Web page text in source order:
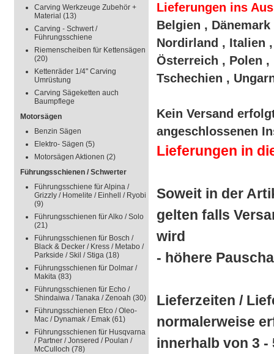
Carving Werkzeuge Zubehör +
Material (13)
Carving - Schwert /
Führungsschiene
Riemenscheiben für Kettensägen
(20)
Kettenräder 1/4" Carving
Umrüstung
Carving Sägeketten auch
Baumpflege
Motorsägen
Benzin Sägen
Elektro- Sägen (5)
Motorsägen Aktionen (2)
Führungsschienen / Schwerter
Führungsschiene für Alpina /
Grizzly / Homelite / Einhell / Ryobi
(9)
Führungsschienen für Alko / Solo
(21)
Führungsschienen für Bosch /
Black & Decker / Kress / Metabo /
Parkside / Skil / Stiga (18)
Führungsschienen für Dolmar /
Makita (83)
Führungsschienen für Echo /
Shindaiwa / Tanaka / Zenoah (30)
Führungsschienen Efco / Oleo-
Mac / Dynamak / Emak (61)
Führungsschienen für Husqvarna
/ Partner / Jonsered / Poulan /
McCulloch (78)
Lieferungen ins
Belgien ,
Nordirland , Italien
Österreich , Polen ,
Tschechien ,
Kein Versand
angeschlossenen
Lieferungen in
Soweit in der
gelten falls
wird
- höhere
Lieferzeiten /
normalerweise
innerhalb von 3 -